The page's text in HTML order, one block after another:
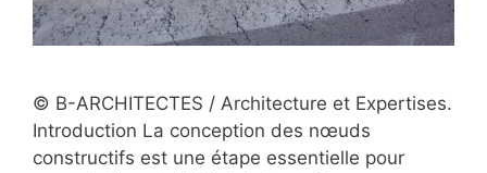
© B-ARCHITECTES / Architecture et Expertises.
Introduction La conception des nœuds
constructifs est une étape essentielle pour